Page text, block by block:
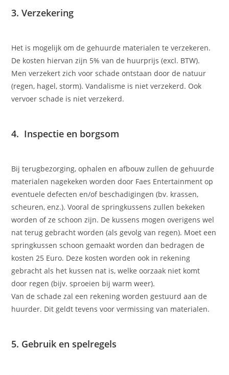
3. Verzekering
Het is mogelijk om de gehuurde materialen te verzekeren.
De kosten hiervan zijn 5% van de huurprijs (excl. BTW).
Men verzekert zich voor schade ontstaan door de natuur
(regen, hagel, storm). Vandalisme is niet verzekerd. Ook
vervoer schade is niet verzekerd.
4. Inspectie en borgsom
Bij terugbezorging, ophalen en afbouw zullen de gehuurde
materialen nagekeken worden door Faes Entertainment op
eventuele defecten en/of beschadigingen (bv. krassen,
scheuren, enz.). Vooral de springkussens zullen bekeken
worden of ze schoon zijn. De kussens mogen overigens wel
nat terug gebracht worden (als gevolg van regen). Moet een
springkussen schoon gemaakt worden dan bedragen de
kosten 25 Euro. Deze kosten worden ook in rekening
gebracht als het kussen nat is, welke oorzaak niet komt
door regen (bijv. sproeien bij warm weer).
Van de schade zal een rekening worden gestuurd aan de
huurder. Dit geldt tevens voor vermissing van materialen.
5. Gebruik en spelregels